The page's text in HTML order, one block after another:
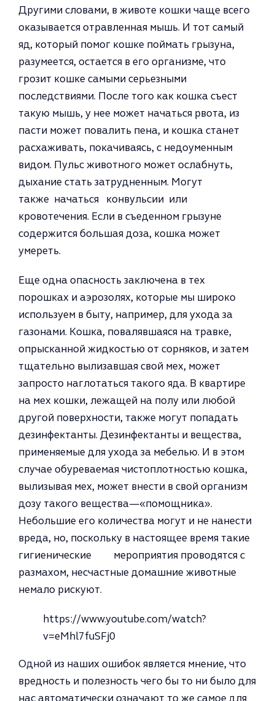
Другими словами, в животе кошки чаще всего
оказывается отравлен­ная мышь. И тот самый
яд, который помог кошке поймать грызуна,
разумеется, остается в его организме, что
грозит кошке самы­ми серьезными
последствиями. По­сле того как кошка съест
такую мышь, у нее может начаться рвота, из
пасти может повалить пена, и кошка станет
расхаживать, покачи­ваясь, с недоуменным
видом. Пульс животного может ослабнуть,
дыха­ние стать затрудненным. Могут
также начаться конвульсии или
кровотечения. Если в съеденном грызуне
содержится большая доза, кошка может
умереть.
Еще одна опасность заключена в тех
порошках и аэрозолях, которые мы широко
используем в быту, например, для ухода за
газонами. Кошка, повалявшаяся на травке,
опрысканной жидкостью от сорняков, и затем
тщательно выли­завшая свой мех, может
запросто наглотаться такого яда. В квартире
на мех кошки, лежащей на полу или любой
другой поверхности, также могут попадать
дезинфектанты. Дезинфектанты и вещества,
применяемые для ухода за ме­белью. И в этом
случае обуреваемая чистоплотностью кошка,
вылизы­вая мех, может внести в свой организм
дозу такого вещества—«помощника».
Небольшие его коли­чества могут и не нанести
вреда, но, поскольку в настоящее время такие
гигиенические мероприятия проводятся с
размахом, несчастные домашние животные
немало рискуют.
https://www.youtube.com/watch?
v=eMhl7fuSFj0
Одной из наших ошибок являет­ся мнение, что
вредность и полез­ность чего бы то ни было для
нас автоматически означают то же са­мое для